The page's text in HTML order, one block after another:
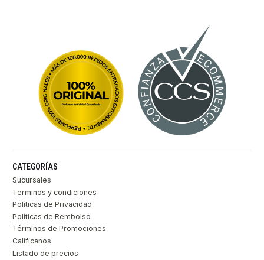
CATEGORÍAS
Sucursales
Terminos y condiciones
Políticas de Privacidad
Políticas de Rembolso
Términos de Promociones
Califícanos
Listado de precios